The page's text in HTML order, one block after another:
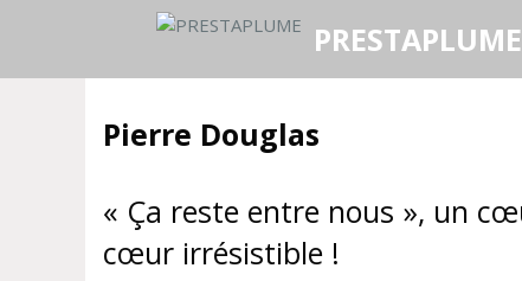
PRESTAPLUME
Pierre Douglas
« Ça reste entre nous », un
cœur irrésistible !